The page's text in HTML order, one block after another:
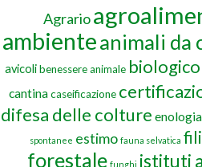
Agrario
ambienteanimali da
avicoli benessere animale biologico
cantina caseificazione
difesa delle colture enologia
spontanee estimo fauna selvatica
forestale funghi istituti